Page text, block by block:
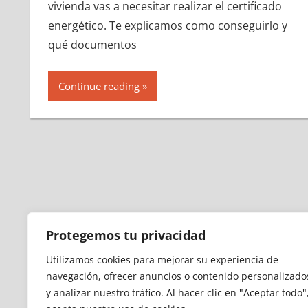
Protegemos tu privacidad
Utilizamos cookies para mejorar su experiencia de
navegación, ofrecer anuncios o contenido
y analizar nuestro tráfico. Al hacer clic en "Aceptar
vivienda vas a necesitar realizar el certificado
energético. Te explicamos como conseguirlo y
qué documentos
Continue reading